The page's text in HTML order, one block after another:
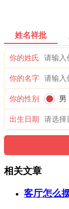
姓名祥批
你的姓氏
你的名字
你的性别 男
出生日期
相关文章
客厅怎么